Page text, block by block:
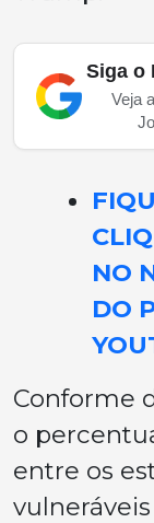
Siga o
Veja
NO
DO
Conforme
o
entre os